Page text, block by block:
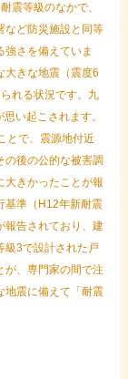
震等級のなかで、
など防災施設と同等
さを備えていま
大きな地震（震度6
れる状況です。九
い起こされます。
とで、震源地付近
の後の公的な被害調
大きかったことが報
基準（H12年新耐震
報告されており、建
級3で設計された戸
が、専門家の間で注
地震に備えて「耐震